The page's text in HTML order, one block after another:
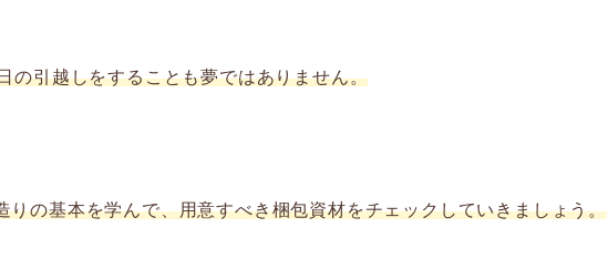
の引越しをすることも夢ではありません。
りの基本を学んで、用意すべき梱包資材をチェックしていきましょう。